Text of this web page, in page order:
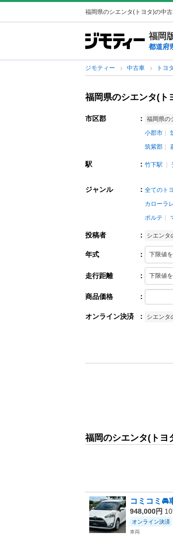
福岡県のシエンタ(トヨタ)の中
福岡
都道府
ジモティー 中古車 トヨタ
福岡県のシエンタ(ト
市区郡 ： 福岡県の
小郡市
筑紫郡
駅 ： 竹下駅
ジャンル ： 全てのト
カローラ
ポルテ
投稿者 ： シエンタ
年式 ：
走行距離 ：
商品価格 ：
オンライン決済 ： シエンタ
福岡のシエンタ(トヨ
コミコミ🚘
948,000円
オンライン決済
車両